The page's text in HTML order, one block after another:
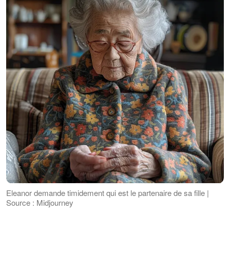
Eleanor demande timidement qui est le partenaire de sa fille |
Source : Midjourney